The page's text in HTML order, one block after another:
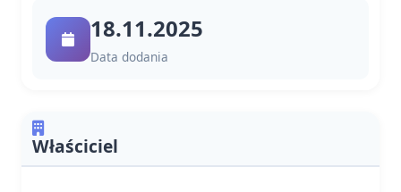
18.11.2025
Data dodania
Właściciel